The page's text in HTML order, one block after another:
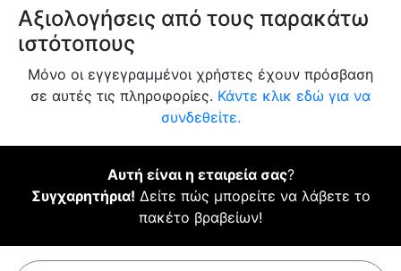
Αξιολογήσεις από τους παρακάτω
ιστότοπους
Μόνο οι εγγεγραμμένοι χρήστες έχουν πρόσβαση
σε αυτές τις πληροφορίες. Κάντε κλικ εδώ για να
συνδεθείτε.
Αυτή είναι η εταιρεία σας?
Συγχαρητήρια! Δείτε πώς μπορείτε να λάβετε το
πακέτο βραβείων!